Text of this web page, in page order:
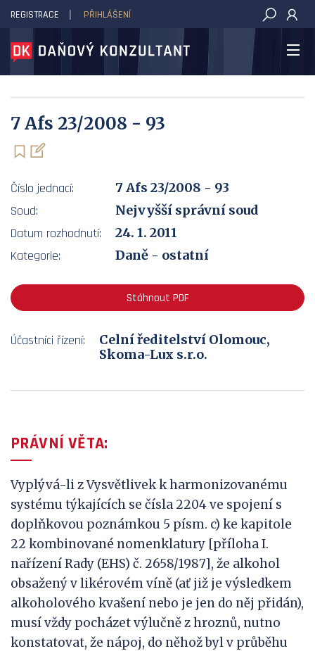
DAŇOVÝ KONZULTANT
REGISTRACE PŘIHLÁŠENÍ
7 Afs 23/2008 - 93
Číslo jednací:
7 Afs 23/2008 - 93
Soud:
Nejvyšší správní soud
Datum rozhodnutí:
24. 1. 2011
Kategorie:
Daně - ostatní
Stáhnout PDF
Účastníci řízení:
Celní ředitelství Olomouc,
Skoma-Lux s.r.o.
PRÁVNÍ VĚTA:
Vyplývá-li z Vysvětlivek k harmonizovanému
systému týkajících se čísla 2204 ve spojení s
doplňkovou poznámkou 5 písm. c) ke kapitole
22 kombinované nomenklatury [příloha I.
nařízení Rady (EHS) č. 2658/1987], že alkohol
obsažený v likérovém víně (ať již je výsledkem
alkoholového kvašení nebo je jen do něj přidán),
musí vždy pocházet výlučně z hroznů, nutno
konstatovat, že nápoj, do něhož byl v průběhu